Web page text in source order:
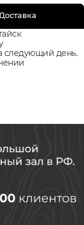
Доставка
следующий день.